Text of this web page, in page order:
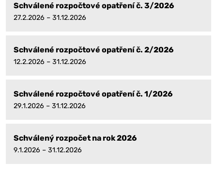
Schválené rozpočtové opatření č. 3/2026
27.2.2026 – 31.12.2026
Schválené rozpočtové opatření č. 2/2026
12.2.2026 – 31.12.2026
Schválené rozpočtové opatření č. 1/2026
29.1.2026 – 31.12.2026
Schválený rozpočet na rok 2026
9.1.2026 – 31.12.2026